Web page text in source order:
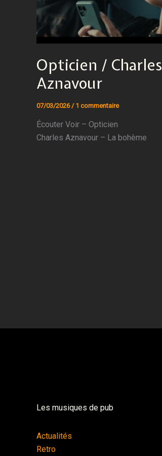
Opticien / Charles
Aznavour
07/03/2026 / 1 commentaire
Écouter Voir – Opticien
Charles Aznavour – La bohème
Les musiques de pub
Actualités
Retro